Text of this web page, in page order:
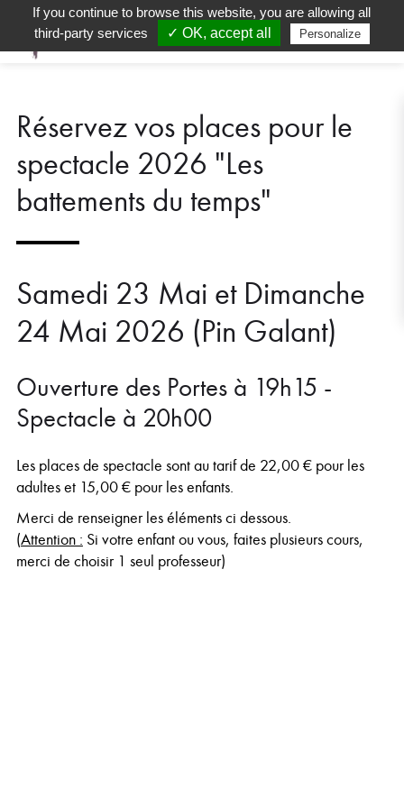
Réservez vos places pour le
spectacle 2026 "Les
battements du temps"
Samedi 23 Mai et Dimanche
24 Mai 2026 (Pin Galant)
Ouverture des Portes à 19h15 -
Spectacle à 20h00
Les places de spectacle sont au tarif de 22,00 € pour les
adultes et 15,00 € pour les enfants.
Merci de renseigner les éléments ci dessous.
(Attention : Si votre enfant ou vous, faites plusieurs cours,
merci de choisir 1 seul professeur)
If you continue to browse this website, you are allowing all
third-party services
✓ OK, accept all Personalize